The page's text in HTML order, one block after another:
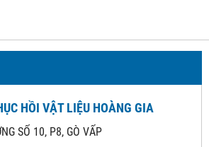
HỒI VẬT LIỆU HOÀNG GIA
SỐ 10, P8, GÒ VẤP